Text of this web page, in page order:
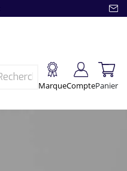
MarqueComptePanier